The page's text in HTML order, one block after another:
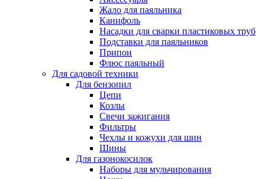
Жало для паяльника
Канифоль
Насадки для сварки пластиковых труб
Подставки для паяльников
Припои
Флюс паяльный
Для садовой техники
Для бензопил
Цепи
Козлы
Свечи зажигания
Фильтры
Чехлы и кожухи для шин
Шины
Для газонокосилок
Наборы для мульчирования